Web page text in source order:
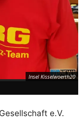
Insel Kisselwoerth20
e.V.